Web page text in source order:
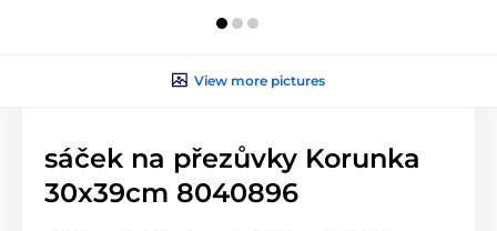
View more pictures
sáček na přezůvky Korunka
30x39cm 8040896